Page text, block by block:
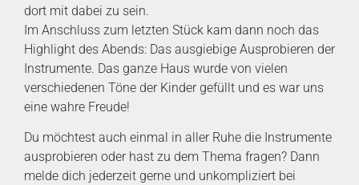
dort mit dabei zu sein.
Im Anschluss zum letzten Stück kam dann noch das
Highlight des Abends: Das ausgiebige Ausprobieren der
Instrumente. Das ganze Haus wurde von vielen
verschiedenen Töne der Kinder gefüllt und es war uns
eine wahre Freude!
Du möchtest auch einmal in aller Ruhe die Instrumente
ausprobieren oder hast zu dem Thema fragen? Dann
melde dich jederzeit gerne und unkompliziert bei